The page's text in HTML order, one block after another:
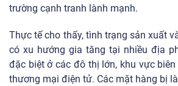
trường cạnh tranh lành mạnh.
Thực tế cho thấy, tình trạng sản xuất
có xu hướng gia tăng tại nhiều địa
đặc biệt ở các đô thị lớn, khu vực
thương mại điện tử. Các mặt hàng bị